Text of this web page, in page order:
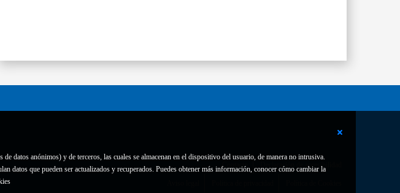
datos anónimos) y de terceros, las cuales se almacenan en el dispositivo del usuario, de manera no intrusiva.
datos que pueden ser actualizados y recuperados. Puedes obtener más información, conocer cómo cambiar la
Contacto Declaración de accesibilidad